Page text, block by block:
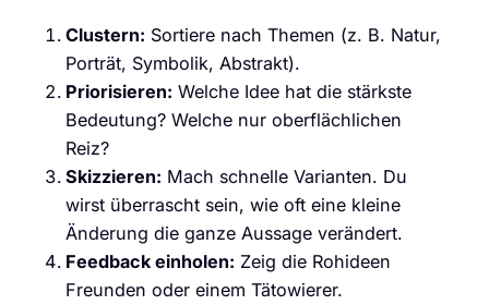
Clustern: Sortiere nach Themen (z. B. Natur,
Porträt, Symbolik, Abstrakt).
Priorisieren: Welche Idee hat die stärkste
Bedeutung? Welche nur oberflächlichen
Reiz?
Skizzieren: Mach schnelle Varianten. Du
wirst überrascht sein, wie oft eine kleine
Änderung die ganze Aussage verändert.
Feedback einholen: Zeig die Rohideen
Freunden oder einem Tätowierer.